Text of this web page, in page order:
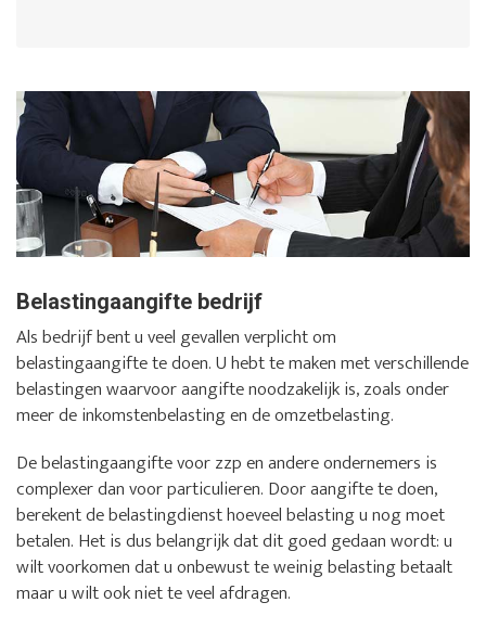
Belastingaangifte bedrijf
Als bedrijf bent u veel gevallen verplicht om
belastingaangifte te doen. U hebt te maken met verschillende
belastingen waarvoor aangifte noodzakelijk is, zoals onder
meer de inkomstenbelasting en de omzetbelasting.
De belastingaangifte voor zzp en andere ondernemers is
complexer dan voor particulieren. Door aangifte te doen,
berekent de belastingdienst hoeveel belasting u nog moet
betalen. Het is dus belangrijk dat dit goed gedaan wordt: u
wilt voorkomen dat u onbewust te weinig belasting betaalt
maar u wilt ook niet te veel afdragen.